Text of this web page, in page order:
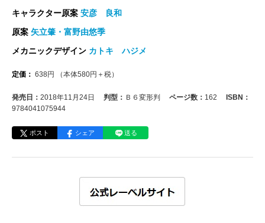
キャラクター原案 安彦 良和
原案 矢立肇・富野由悠季
メカニックデザイン カトキ ハジメ
定価： 638円 （本体580円＋税）
発売日： 2018年11月24日 判型： Ｂ６変形判 ページ数： 162
ISBN：
9784041075944
ポスト シェア 送る